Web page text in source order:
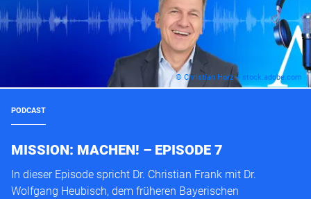
© Christian Horz – stock.adobe.com
PODCAST
MISSION: MACHEN! – EPISODE 7
In dieser Episode spricht Dr. Christian Frank mit Dr.
Wolfgang Heubisch, dem früheren Bayerischen